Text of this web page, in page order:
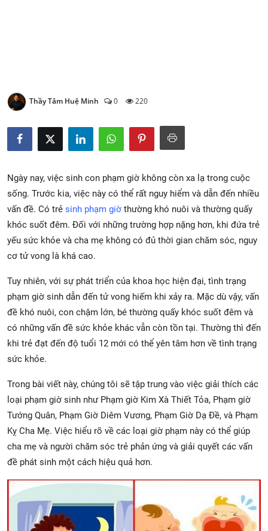
Thầy Tâm Huệ Minh 0 220
Ngày nay, việc sinh con phạm giờ không còn xa lạ trong cuộc
sống. Trước kia, việc này có thể rất nguy hiểm và dẫn đến nhiều
vấn đề. Có trẻ sinh phạm giờ thường khó nuôi và thường quấy
khóc suốt đêm. Đối với những trường hợp nặng hơn, khi đứa trẻ
yếu sức khỏe và cha mẹ không có đủ thời gian chăm sóc, nguy
cơ tử vong là khá cao.
Tuy nhiên, với sự phát triển của khoa học hiện đại, tình trạng
phạm giờ sinh dẫn đến tử vong hiếm khi xảy ra. Mặc dù vậy, vấn
đề khó nuôi, con chậm lớn, bé thường quấy khóc suốt đêm và
có những vấn đề sức khỏe khác vẫn còn tồn tại. Thường thì đến
khi trẻ đạt đến độ tuổi 12 mới có thể yên tâm hơn về tình trạng
sức khỏe.
Trong bài viết này, chúng tôi sẽ tập trung vào việc giải thích các
loại phạm giờ sinh như Phạm giờ Kim Xà Thiết Tỏa, Phạm giờ
Tướng Quân, Phạm Giờ Diêm Vương, Phạm Giờ Dạ Đề, và Phạm
Kỵ Cha Mẹ. Việc hiểu rõ về các loại giờ phạm này có thể giúp
cha mẹ và người chăm sóc trẻ phản ứng và giải quyết các vấn
đề phát sinh một cách hiệu quả hơn.